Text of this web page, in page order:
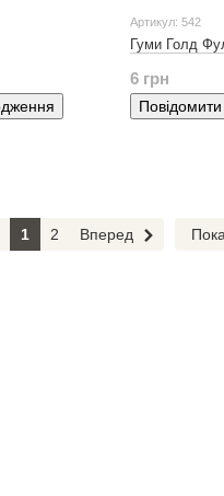
Артикул: 542
Гуми Голд
6 грн
1 2 Вперед